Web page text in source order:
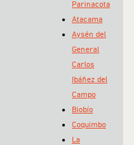
Parinacota
Atacama
Aysén del
General
Carlos
Ibáñez del
Campo
Biobío
Coquimbo
La